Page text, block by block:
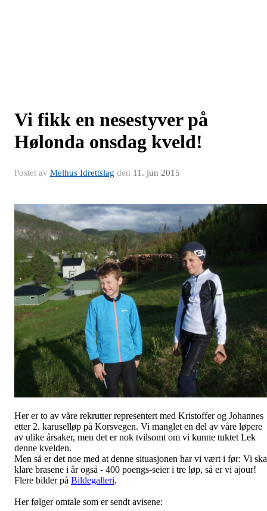
Vi fikk en nesestyver på
Hølonda onsdag kveld!
Postet av Melhus Idrettslag den 11. jun 2015
Her er to av våre rekrutter representert med Kristoffer og Johannes
etter 2. karuselløp på Korsvegen. Vi manglet en del av våre løpere
av ulike årsaker, men det er nok tvilsomt om vi kunne tuktet Lek
denne kvelden.
Men så er det noe med at denne situasjonen har vi vært i før: Vi
klare brasene i år også - 400 poengs-seier i tre løp, så er vi ajour!
Flere bilder på Bildegalleri.
Her følger omtale som er sendt avisene: